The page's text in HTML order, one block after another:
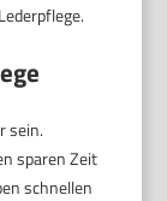
sein.
sparen Zeit
schnellen